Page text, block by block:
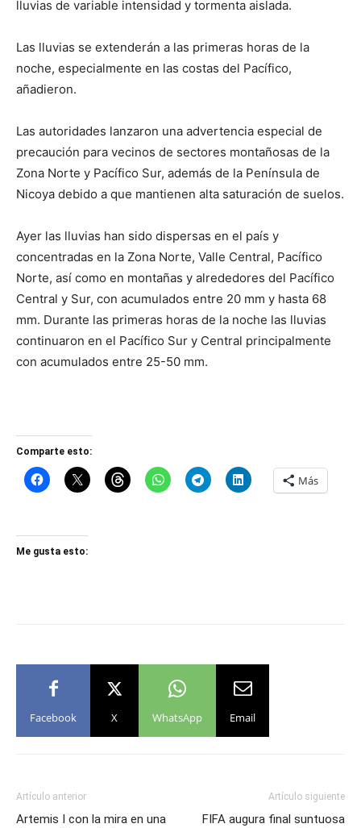
lluvias de variable intensidad y tormenta aislada.
Las lluvias se extenderán a las primeras horas de la
noche, especialmente en las costas del Pacífico,
añadieron.
Las autoridades lanzaron una advertencia especial de
precaución para vecinos de sectores montañosas de la
Zona Norte y Pacífico Sur, además de la Península de
Nicoya debido a que mantienen alta saturación de suelos.
Ayer las lluvias han sido dispersas en el país y
concentradas en la Zona Norte, Valle Central, Pacífico
Norte, así como en montañas y alrededores del Pacífico
Central y Sur, con acumulados entre 20 mm y hasta 68
mm. Durante las primeras horas de la noche las lluvias
continuaron en el Pacífico Sur y Central principalmente
con acumulados entre 25-50 mm.
Comparte esto:
Más
Me gusta esto:
Facebook X WhatsApp Email
Artículo anterior
Artemis I con la mira en una
Artículo siguiente
FIFA augura final suntuosa